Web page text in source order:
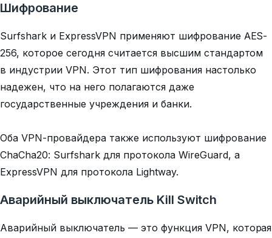
Шифрование
Surfshark и ExpressVPN применяют шифрование AES-
256, которое сегодня считается высшим стандартом
в индустрии VPN. Этот тип шифрования настолько
надежен, что на него полагаются даже
государственные учреждения и банки.
Оба VPN-провайдера также используют шифрование
ChaCha20: Surfshark для протокола WireGuard, а
ExpressVPN для протокола Lightway.
Аварийный выключатель Kill Switch
Аварийный выключатель — это функция VPN, которая